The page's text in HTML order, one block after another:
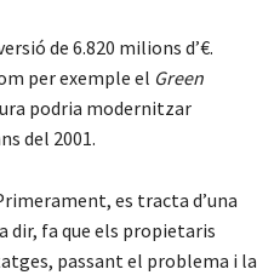
de 6.820 milions d’€.
per exemple el Green
podria modernitzar
del 2001.
es tracta d’una
dir, fa que els propietaris
passant el problema i la